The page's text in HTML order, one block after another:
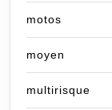
motos
moyen
multirisque